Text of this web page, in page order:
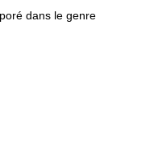
dans le genre